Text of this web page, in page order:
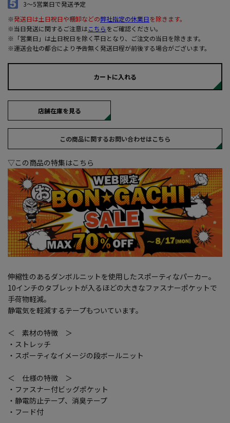
3～5営業日で発送予定
※発送日は土日祝日や棚卸などの弊社指定の休業日を除きます。
※当日発送に関するご注意はこちらをご確認ください。
※「営業日」は土日祝日を除く平日となり、ご注文の当日を除きます。
※運送会社の都合により予告無く発送日程が前後する場合がございます。
カートに入れる
店舗在庫を見る
この商品に関するお問い合わせはこちら
▽この商品の特集はこちら
伸縮性のあるダンボルニットを使用したスポーティなパーカー。
10インチのタブレットが入るほどの大きなファスナーポケットで
手荷物軽減。
静電気を軽減するテープもついています。
＜ 素材の特徴 ＞
・ストレッチ
・スポーティなイメージの段ボールニット
＜ 仕様の特徴 ＞
・ファスナー付ビッグポケット
・静電防止テープ、消臭テープ
・フード付